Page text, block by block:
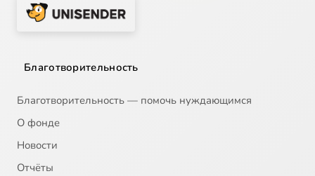
Благотворительность
Благотворительность — помочь нуждающимся
О фонде
Новости
Отчёты